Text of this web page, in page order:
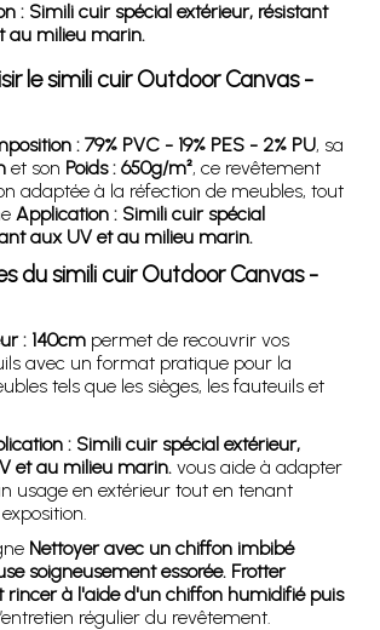
: Simili cuir spécial extérieur, résistant
au milieu marin.
le simili cuir Outdoor Canvas -
: 79% PVC - 19% PES - 2% PU, sa
et son Poids : 650g/m², ce revêtement
adaptée à la réfection de meubles, tout
Application : Simili cuir spécial
aux UV et au milieu marin.
du simili cuir Outdoor Canvas -
: 140cm permet de recouvrir vos
avec un format pratique pour la
tels que les sièges, les fauteuils et
: Simili cuir spécial extérieur,
et au milieu marin. vous aide à adapter
usage en extérieur tout en tenant
Nettoyer avec un chiffon imbibé
soigneusement essorée. Frotter
rincer à l'aide d'un chiffon humidifié puis
régulier du revêtement.